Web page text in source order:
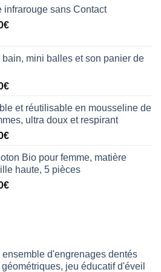
infrarouge sans Contact
€Le
est : mini balles et son panier de
€Le
actuel
est :
15.80€.
et réutilisable en mousseline de
ultra doux et respirant
€Le
actuel
est :
12.20€.
Bio pour femme, matière
haute, 5 pièces
€Le
ensemble d'engrenages dentés
jeu éducatif d'éveil